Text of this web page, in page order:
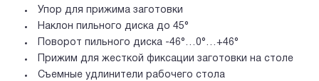
Упор для прижима заготовки
Наклон пильного диска до 45°
Поворот пильного диска -46°…0°…+46°
Прижим для жесткой фиксации заготовки на столе
Съемные удлинители рабочего стола